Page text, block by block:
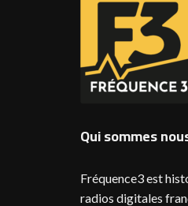
Qui sommes
Fréquence3 est
radios digitales